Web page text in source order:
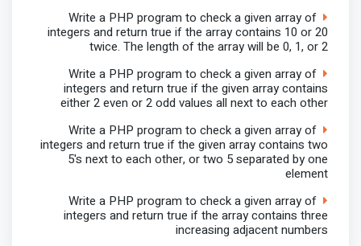
Write a PHP program to check a given array of
integers and return true if the array contains 10 or 20
twice. The length of the array will be 0, 1, or 2
Write a PHP program to check a given array of
integers and return true if the given array contains
either 2 even or 2 odd values all next to each other
Write a PHP program to check a given array of
integers and return true if the given array contains two
5's next to each other, or two 5 separated by one
element
Write a PHP program to check a given array of
integers and return true if the array contains three
increasing adjacent numbers